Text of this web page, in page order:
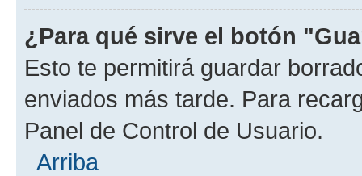
¿Para qué sirve el botón
Esto te permitirá guardar
enviados más tarde. Para
Panel de Control de Usuario.
Arriba